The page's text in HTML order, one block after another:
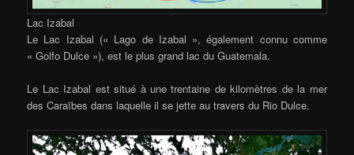
Lac Izabal
Le Lac Izabal (« Lago de Izabal », également connu comme
« Golfo Dulce »), est le plus grand lac du Guatemala.
Le Lac Izabal est situé à une trentaine de kilomètres de la mer
des Caraïbes dans laquelle il se jette au travers du Rio Dulce.